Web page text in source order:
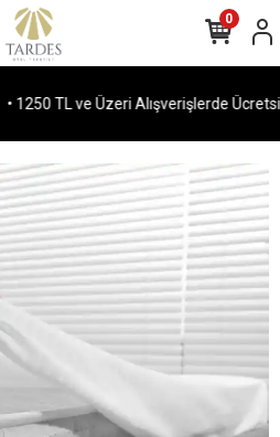
• 1250 TL ve Üzeri Alışverişlerde Ücretsiz
0